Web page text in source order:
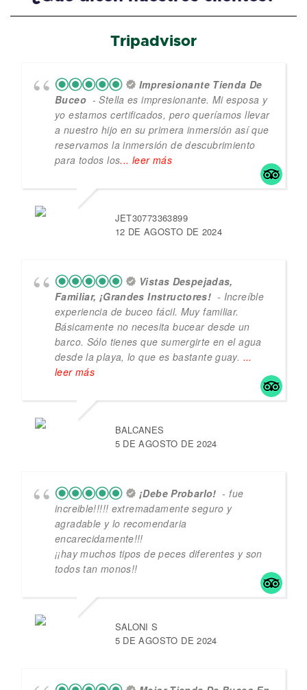
Tripadvisor
Impresionante Tienda De
Buceo - Stella es impresionante. Mi esposa y
yo estamos certificados, pero queríamos llevar
a nuestro hijo en su primera inmersión así que
reservamos la inmersión de descubrimiento
para todos los... leer más
JET30773363899
12 DE AGOSTO DE 2024
Vistas Despejadas,
Familiar, ¡grandes Instructores! - Increíble
experiencia de buceo fácil. Muy familiar.
Básicamente no necesita bucear desde un
barco. Sólo tienes que sumergirte en el agua
desde la playa, lo que es bastante guay. ...
leer más
BALCANES
5 DE AGOSTO DE 2024
¡debe Probarlo! - fue
increible!!!!! extremadamente seguro y
agradable y lo recomendaria
encarecidamente!!!
¡¡hay muchos tipos de peces diferentes y son
todos tan monos!!
SALONI S
5 DE AGOSTO DE 2024